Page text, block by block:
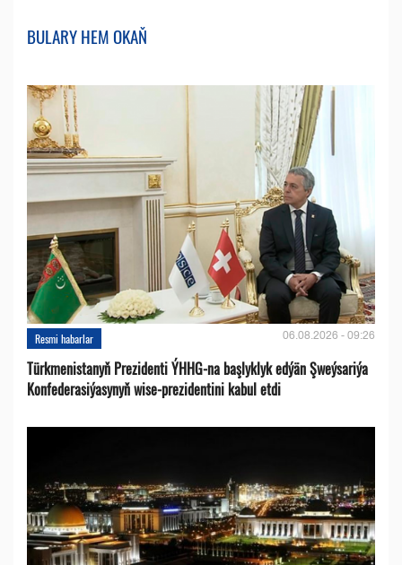
BULARY HEM OKAŇ
Resmi habarlar 06.08.2026 - 09:26
Türkmenistanyň Prezidenti ÝHHG-na başlyklyk edýän Şweýsariýa
Konfederasiýasynyň wise-prezidentini kabul etdi